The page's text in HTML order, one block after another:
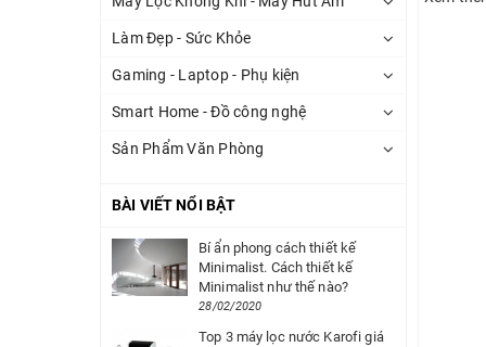
Làm Đẹp - Sức Khỏe
Gaming - Laptop - Phụ kiện
Smart Home - Đồ công nghệ
Sản Phẩm Văn Phòng
BÀI VIẾT NỔI BẬT
Bí ẩn phong cách thiết kế
Minimalist. Cách thiết kế
Minimalist như thế nào?
28/02/2020
Top 3 máy lọc nước Karofi giá